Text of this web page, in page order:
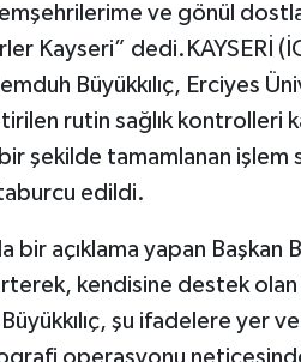
ve gönül
Kayseri” dedi.KAYSERİ
Büyükkılıç, Erciyes
rutin sağlık kontrolleri
şekilde tamamlanan işlem
edildi.
açıklama yapan Başkan
kendisine destek
şu ifadelere yer